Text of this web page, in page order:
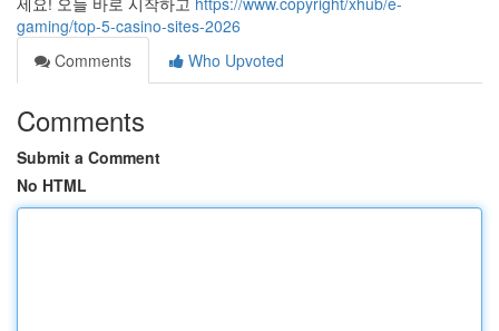
gaming/top-5-casino-sites-2026
Comments
Who Upvoted
Comments
Submit a Comment
No HTML